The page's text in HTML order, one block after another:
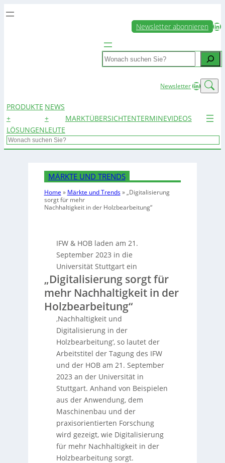
Newsletter abonnieren LinkedIn
Search
NewsletterLinkedIn
PRODUKTE
+
LÖSUNGEN
NEWS
+
LEUTE
MARKTÜBERSICHTENTERMINEVIDEOS
Search
MÄRKTE UND TRENDS
Home » Märkte und Trends»„Digitalisierung
sorgt für mehr
Nachhaltigkeit in der Holzbearbeitung“
IFW & HOB laden am 21.
September 2023 in die
Universität Stuttgart ein
„Digitalisierung sorgt für
mehr Nachhaltigkeit in der
Holzbearbeitung“
‚Nachhaltigkeit und
Digitalisierung in der
Holzbearbeitung‘, so lautet der
Arbeitstitel der Tagung des IFW
und der HOB am 21. September
2023 an der Universität in
Stuttgart. Anhand von Beispielen
aus der Anwendung, dem
Maschinenbau und der
praxisorientierten Forschung
wird gezeigt, wie Digitalisierung
für mehr Nachhaltigkeit in der
Holzbearbeitung sorgt.